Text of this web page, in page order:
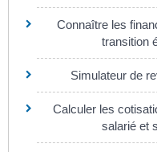
Connaître les
transition
Simulateur de
Calculer les
salarié et